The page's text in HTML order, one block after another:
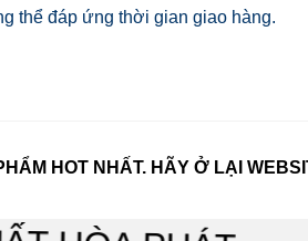
thể đáp ứng thời gian giao hàng.
HOT NHẤT. HÃY Ở LẠI